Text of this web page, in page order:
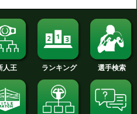
2016年
2015年